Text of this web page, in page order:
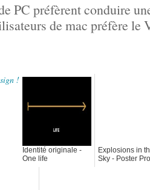
PC préfèrent conduire
de mac préfère le
!
Identité originale -
One life
Explosions in
Sky - Poster